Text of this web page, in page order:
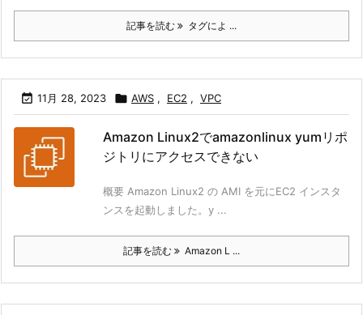
記事を読む タグによ ...
 11月 28, 2023  AWS , EC2 , VPC
Amazon Linux2でamazonlinux yumリポ
ジトリにアクセスできない
概要 Amazon Linux2 の AMI を元にEC2 インスタ
ンスを起動しました。y ...
記事を読む Amazon L ...